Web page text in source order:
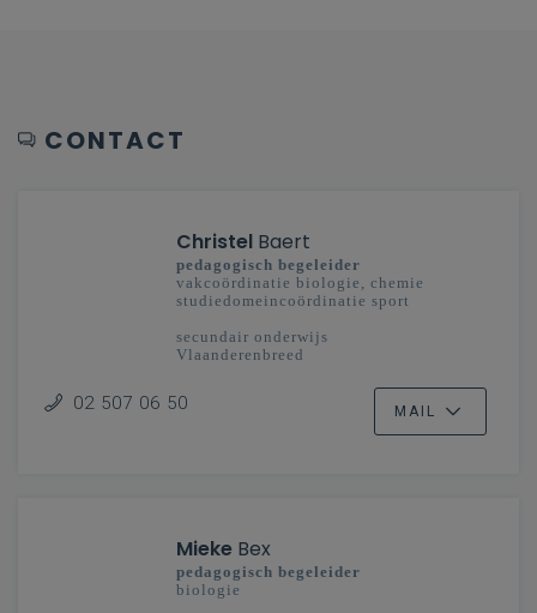
CONTACT
Christel Baert
pedagogisch begeleider
vakcoördinatie biologie, chemie
studiedomeincoördinatie sport
secundair onderwijs
Vlaanderenbreed
02 507 06 50 MAIL
Mieke Bex
pedagogisch begeleider
biologie